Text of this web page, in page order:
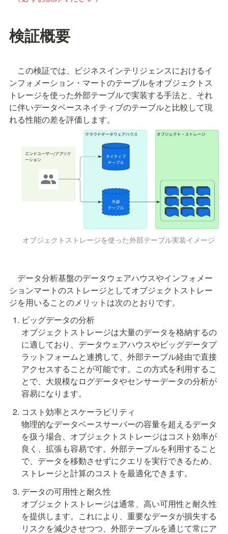
検証概要
この検証では、ビジネスインテリジェンスにおけるイ
ンフォメーション・マートのテーブルをオブジェクトス
トレージを使った外部テーブルで実装する手法と、それ
に伴いデータベースネイティブのテーブルと比較して現
れる性能の差を評価します。
オブジェクトストレージを使った外部テーブル実装イメージ
データ分析基盤のデータウェアハウスやインフォメー
ションマートのストレージとしてオブジェクトストレー
ジを用いることのメリットは次のとおりです。
ビッグデータの分析
オブジェクトストレージは大量のデータを格納するの
に適しており、データウェアハウスやビッグデータプ
ラットフォームと連携して、外部テーブル経由で直接
アクセスすることが可能です。この方式を利用するこ
とで、大規模なログデータやセンサーデータの分析が
容易になります。
コスト効率とスケーラビリティ
物理的なデータベースサーバーの容量を超えるデータ
を扱う場合、オブジェクトストレージはコスト効率が
良く、拡張も容易です。外部テーブルを利用すること
で、データを移動させずにクエリを実行できるため、
ストレージと計算のコストを最適化できます。
データの可用性と耐久性
オブジェクトストレージは通常、高い可用性と耐久性
を提供します。これにより、重要なデータが損失する
リスクを減少させつつ、外部テーブルを通じて常にア